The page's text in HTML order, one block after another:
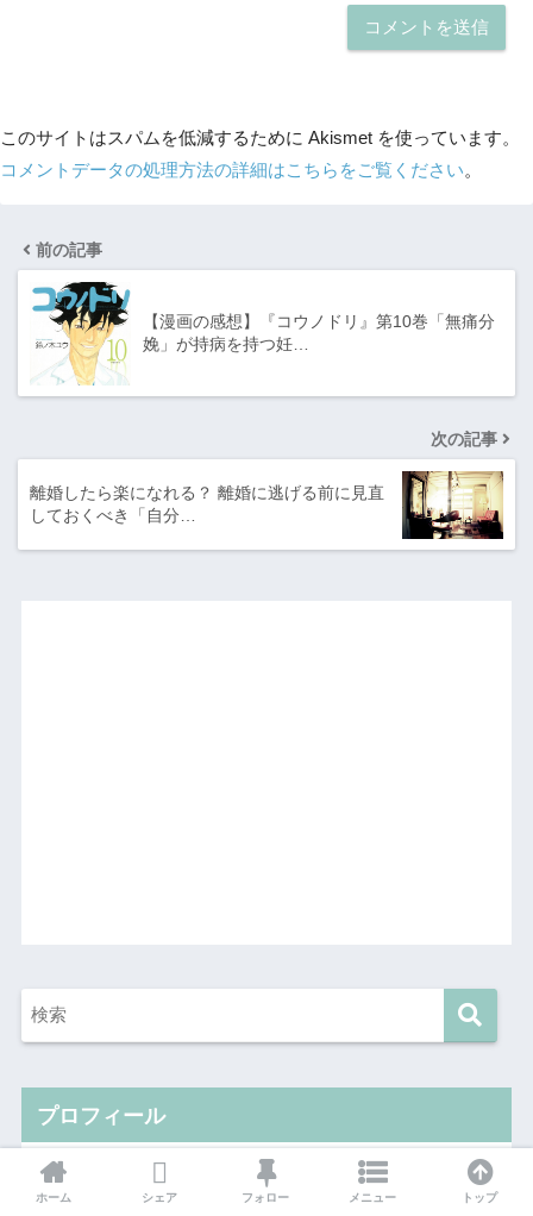
このサイトはスパムを低減するために Akismet を使っています。
コメントデータの処理方法の詳細はこちらをご覧ください。
前の記事
【漫画の感想】『コウノドリ』第10巻「無痛分
娩」が持病を持つ妊…
次の記事
離婚したら楽になれる？ 離婚に逃げる前に見直
しておくべき「自分…
プロフィール
ホーム シェア フォロー メニュー トップ